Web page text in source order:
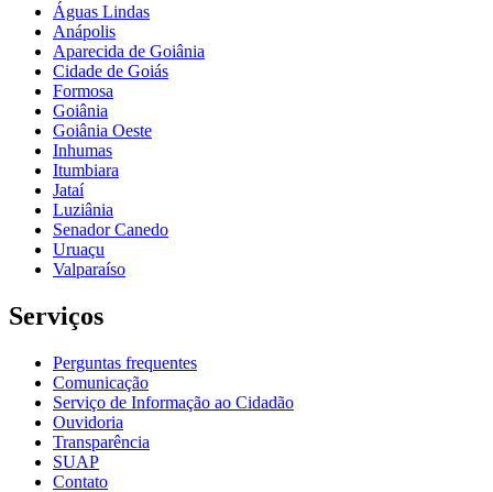
Águas Lindas
Anápolis
Aparecida de Goiânia
Cidade de Goiás
Formosa
Goiânia
Goiânia Oeste
Inhumas
Itumbiara
Jataí
Luziânia
Senador Canedo
Uruaçu
Valparaíso
Serviços
Perguntas frequentes
Comunicação
Serviço de Informação ao Cidadão
Ouvidoria
Transparência
SUAP
Contato